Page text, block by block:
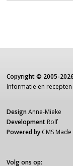
Copyright © 2005-2026
Informatie en
Design Anne-Mieke
Development Rolf
Powered by CMS
Volg ons op: